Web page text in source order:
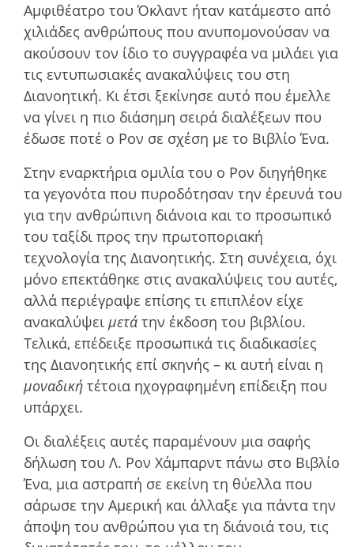
Αµφιθέατρο του Όκλαντ ήταν κατάµεστο από
χιλιάδες ανθρώπους που ανυποµονούσαν να
ακούσουν τον ίδιο το συγγραφέα να µιλάει για
τις εντυπωσιακές ανακαλύψεις του στη
Διανοητική. Κι έτσι ξεκίνησε αυτό που έµελλε
να γίνει η πιο διάσηµη σειρά διαλέξεων που
έδωσε ποτέ ο Ρον σε σχέση µε το Βιβλίο Ένα.
Στην εναρκτήρια οµιλία του ο Ρον διηγήθηκε
τα γεγονότα που πυροδότησαν την έρευνά του
για την ανθρώπινη διάνοια και το προσωπικό
του ταξίδι προς την πρωτοποριακή
τεχνολογία της Διανοητικής. Στη συνέχεια, όχι
µόνο επεκτάθηκε στις ανακαλύψεις του αυτές,
αλλά περιέγραψε επίσης τι επιπλέον είχε
ανακαλύψει µετά την έκδοση του βιβλίου.
Τελικά, επέδειξε προσωπικά τις διαδικασίες
της Διανοητικής επί σκηνής – κι αυτή είναι η
µοναδική τέτοια ηχογραφηµένη επίδειξη που
υπάρχει.
Οι διαλέξεις αυτές παραµένουν µια σαφής
δήλωση του Λ. Ρον Χάμπαρντ πάνω στο Βιβλίο
Ένα, µια αστραπή σε εκείνη τη θύελλα που
σάρωσε την Αµερική και άλλαξε για πάντα την
άποψη του ανθρώπου για τη διάνοιά του, τις